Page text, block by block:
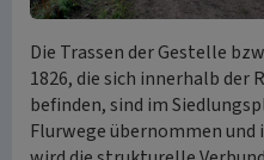
Die Trassen der Gestelle
1826, die sich innerhalb der
befinden, sind im
Flurwege übernommen